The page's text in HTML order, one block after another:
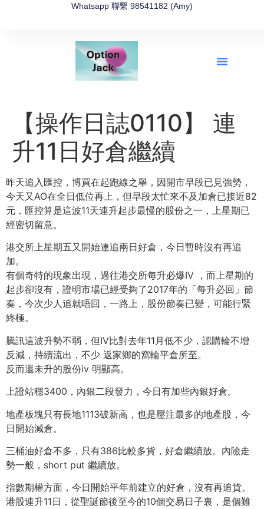
Whatsapp 聯繫 98541182 (Amy)
【操作日誌0110】 連
升11日好倉繼續
昨天追入匯控，博買在起跑線之舉，因開市早段已見強勢，
今天又AO在全日低位再上，但早段太忙來不及加倉已接近82
元，匯控算是這波11天連升起步最慢的股份之一，上星期已
經密切留意。
港交所上星期五又開始連追兩日好倉，今日暫時沒有再追
加。
有個奇特的現象出現，過往港交所每升必爆IV ，而上星期的
起步卻沒有，證明市場已經受夠了2017年的「每升必回」節
奏，今次少人追就唔回，一路上，股份節奏已變，可能行緊
終極。
騰訊這波升勢不弱，但IV比對去年11月低不少，認購輪不增
反減，持續流出，不少 返家鄉的窩輪平倉所至。
反而還未升的股份iv 明顯高。
上證站穩3400，內銀二段發力，今日有加些內銀好倉。
地產板塊只有長地1113破新高，也是壓注最多的地產股，今
日開始減倉。
三桶油好倉不多，只有386比較多貨，好倉繼續放。內險走
勢一般，short put 繼續放。
指數期權方面，今日開始平年前建立的好倉，沒有再追貨。
港股連升11日，從聖誕節後至今的10個交易日子裏，是個難